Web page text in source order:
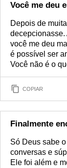
Você me deu
Depois de
decepcionasse.
você me deu
é possível ser
Você não é o
COPIAR
Finalmente
Só Deus sabe
conversas e
Ele foi além e